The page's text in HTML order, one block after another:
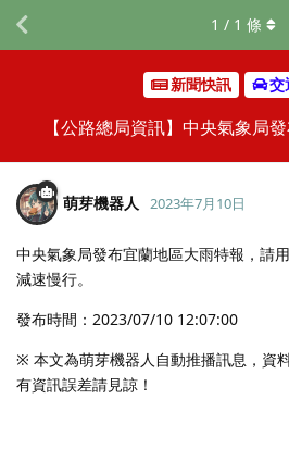
新聞快訊 交
【公路總局資訊】中央氣象局
1 / 1 條
萌芽機器人 2023年7月10日
中央氣象局發布宜蘭地區大雨特報，請
減速慢行。
發布時間：2023/07/10 12:07:00
※ 本文為萌芽機器人自動推播訊息，資
有資訊誤差請見諒！